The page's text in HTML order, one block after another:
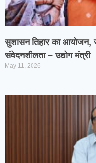
सुशासन तिहार का आयोजन,
संवेदनशीलता – उद्योग मंत्री
May 11, 2026